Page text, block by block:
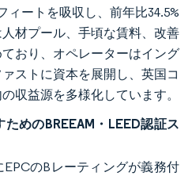
ィートを吸収し、前年比34.5%
材プール、手頃な賃料、改善
おり、オペレーターはイング
ストに資本を展開し、英国コ
収益源を多様化しています。
めのBREEAM・LEED認証ス
のBレーティングが義務付